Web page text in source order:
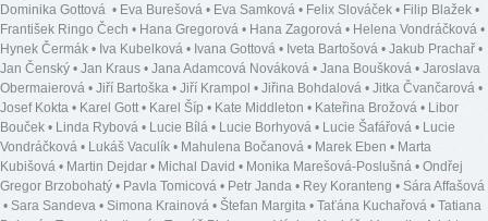
Dominika Gottová • Eva Burešová • Eva Samková • Felix Slováček • Filip Blažek •
František Ringo Čech • Hana Gregorová • Hana Zagorová • Helena Vondráčková •
Hynek Čermák • Iva Kubelková • Ivana Gottová • Iveta Bartošová • Jakub Prachař •
Jan Čenský • Jan Kraus • Jana Adamcová Nováková • Jana Boušková • Jaroslava
Obermaierová • Jiří Bartoška • Jiří Krampol • Jiřina Bohdalová • Jitka Čvančarová •
Josef Kokta • Karel Gott• Karel Šíp • Kate Middleton • Kateřina Brožová • Libor
Bouček • Linda Rybová • Lucie Bílá • Lucie Borhyová • Lucie Šafářová • Lucie
Vondráčková • Lukáš Vaculík • Mahulena Bočanová • Marek Eben • Marta
Kubišová • Martin Dejdar • Michal David • Monika Marešová-Poslušná • Ondřej
Gregor Brzobohatý • Pavla Tomicová • Petr Janda • Rey Koranteng • Sára Affašová
• Sara Sandeva • Simona Krainová • Štefan Margita • Taťána Kuchařová • Tatiana